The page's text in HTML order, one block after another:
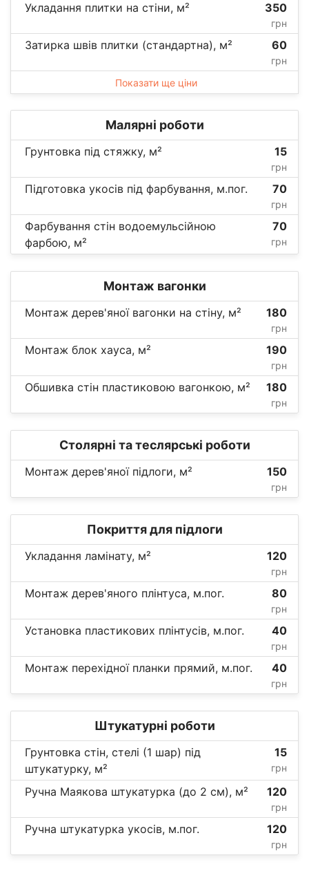
Укладання плитки на стіни, м² 350
грн
Затирка швів плитки (стандартна), м² 60
грн
Показати ще ціни
Малярні роботи
Грунтовка під стяжку, м² 15
грн
Підготовка укосів під фарбування, м.пог. 70
грн
Фарбування стін водоемульсійною
фарбою, м²
70
грн
Монтаж вагонки
Монтаж дерев'яної вагонки на стіну, м² 180
грн
Монтаж блок хауса, м² 190
грн
Обшивка стін пластиковою вагонкою, м² 180
грн
Столярні та теслярські роботи
Монтаж дерев'яної підлоги, м² 150
грн
Покриття для підлоги
Укладання ламінату, м² 120
грн
Монтаж дерев'яного плінтуса, м.пог. 80
грн
Установка пластикових плінтусів, м.пог. 40
грн
Монтаж перехідної планки прямий, м.пог. 40
грн
Штукатурні роботи
Грунтовка стін, стелі (1 шар) під
штукатурку, м²
15
грн
Ручна Маякова штукатурка (до 2 см), м² 120
грн
Ручна штукатурка укосів, м.пог. 120
грн